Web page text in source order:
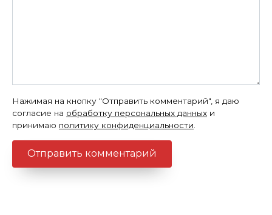
Нажимая на кнопку "Отправить комментарий", я даю
согласие на обработку персональных данных и
принимаю политику конфиденциальности